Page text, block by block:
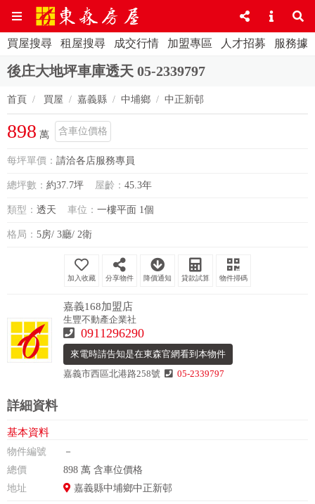
買屋搜尋 租屋搜尋 成交行情 加盟專區 人才招募 服務據
後庄大地坪車庫透天 05-2339797
首頁 買屋 嘉義縣 中埔鄉 中正新邨
898 萬 含車位價格
每坪單價： 請洽各店服務專員
總坪數： 約37.7坪 屋齡： 45.3年
類型： 透天 車位： 一樓平面 1個
格局： 5房/ 3廳/ 2衛
分享物件 降價通知 貸款試算 物件掃碼
嘉義168加盟店
生豐不動產企業社
0911296290
來電時請告知是在東森官網看到本物件
嘉義市西區北港路258號
05-2339797
詳細資料
基本資料
物件編號
－
總價
898 萬 含車位價格
地址
嘉義縣中埔鄉中正新邨